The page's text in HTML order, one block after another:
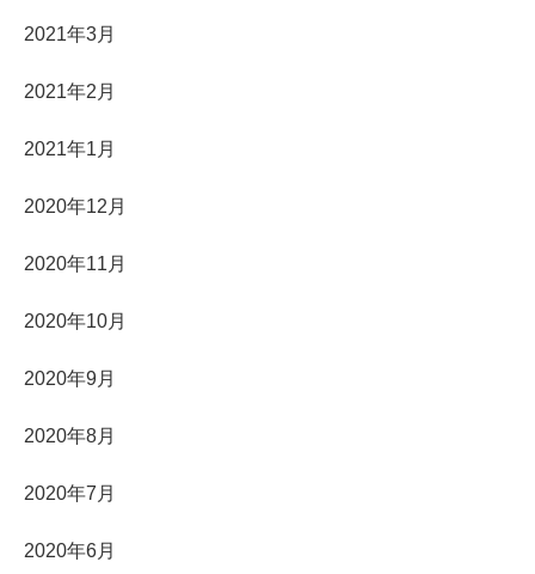
2021年3月
2021年2月
2021年1月
2020年12月
2020年11月
2020年10月
2020年9月
2020年8月
2020年7月
2020年6月